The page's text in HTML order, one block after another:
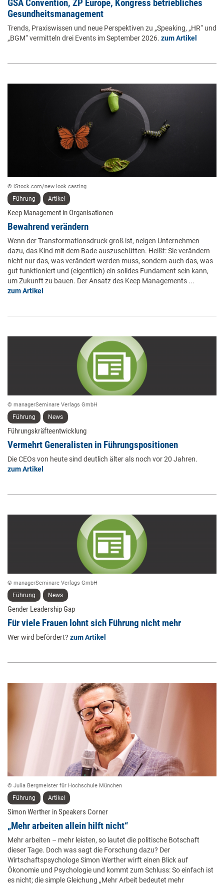
GSA Convention, ZP Europe, Kongress betriebliches
Gesundheitsmanagement
Trends, Praxiswissen und neue Perspektiven zu „Speaking, „HR“ und
„BGM“ vermitteln drei Events im September 2026. zum Artikel
© iStock.com/new look casting
Führung Artikel
Keep Management in Organisationen
Bewahrend verändern
Wenn der Transformationsdruck groß ist, neigen Unternehmen
dazu, das Kind mit dem Bade auszuschütten. Heißt: Sie verändern
nicht nur das, was verändert werden muss, sondern auch das, was
gut funktioniert und (eigentlich) ein solides Fundament sein kann,
um Zukunft zu bauen. Der Ansatz des Keep Managements ...
zum Artikel
© managerSeminare Verlags GmbH
Führung News
Führungskräfteentwicklung
Vermehrt Generalisten in Führungspositionen
Die CEOs von heute sind deutlich älter als noch vor 20 Jahren.
zum Artikel
© managerSeminare Verlags GmbH
Führung News
Gender Leadership Gap
Für viele Frauen lohnt sich Führung nicht mehr
Wer wird befördert? zum Artikel
© Julia Bergmeister für Hochschule München
Führung Artikel
Simon Werther in Speakers Corner
„Mehr arbeiten allein hilft nicht“
Mehr arbeiten – mehr leisten, so lautet die politische Botschaft
dieser Tage. Doch was sagt die Forschung dazu? Der
Wirtschaftspsychologe Simon Werther wirft einen Blick auf
Ökonomie und Psychologie und kommt zum Schluss: So einfach ist
es nicht; die simple Gleichung „Mehr Arbeit bedeutet mehr